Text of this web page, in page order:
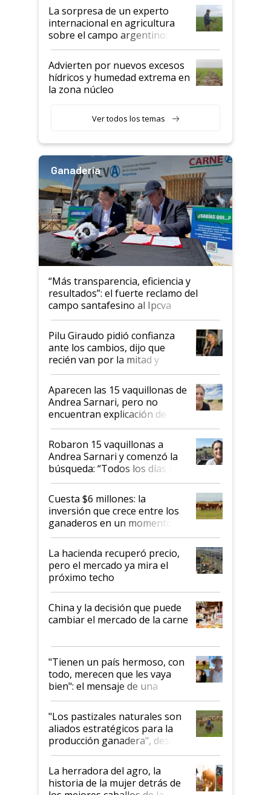
La sorpresa de un experto
internacional en agricultura
sobre el campo argentino:
"Estoy muy impresionado"
Advierten por nuevos excesos
hídricos y humedad extrema en
la zona núcleo
Ver todos los temas
Ganadería
“Más transparencia, eficiencia y
resultados”: el fuerte reclamo del
campo santafesino al Ipcva
Pilu Giraudo pidió confianza
ante los cambios, dijo que
recién van por la mitad y
destacó que exportar dejó de
ser "para unos pocos":
"Tenemos un mandato muy
claro del gobierno nacional"
Aparecen las 15 vaquillonas de
Andrea Sarnari, pero no
encuentran explicación de
cómo llegaron allí
Robaron 15 vaquillonas a
Andrea Sarnari y comenzó la
búsqueda: “Todos los días le
toca a algún productor”
Cuesta $6 millones: la
inversión que crece entre los
ganaderos en un momento
histórico para la actividad
La hacienda recuperó precio,
pero el mercado ya mira el
próximo techo
China y la decisión que puede
cambiar el mercado de la carne
"Tienen un país hermoso, con
todo, merecen que les vaya
bien": el mensaje de una
ganadera uruguaya sobre las
oportunidades que se abren
para el agro en Argentina, con
foco en la carne
"Los pastizales naturales son
aliados estratégicos para la
producción ganadera", destaca
la iniciativa que ya reúne a 46
establecimientos en Argentina
La herradora del agro, la
historia de la mujer detrás de